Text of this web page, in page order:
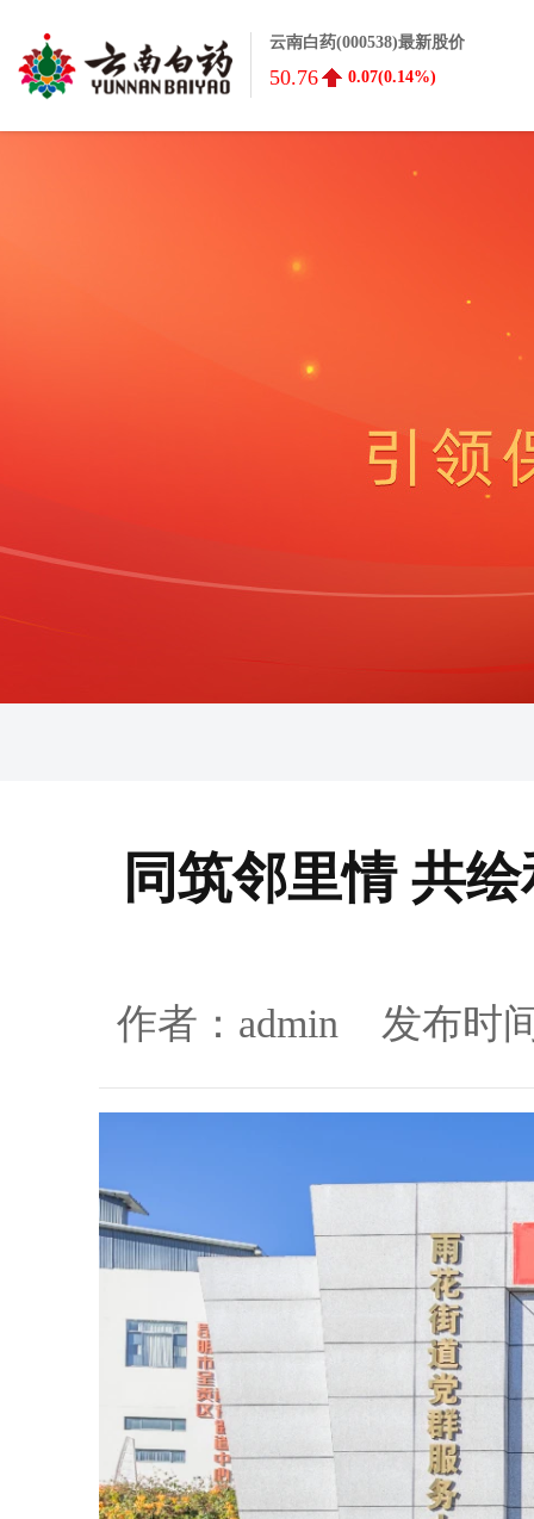
云南白药(000538)最新股价
50.76 0.07(0.14%)
同筑邻里情 共
作者：admin 发布时